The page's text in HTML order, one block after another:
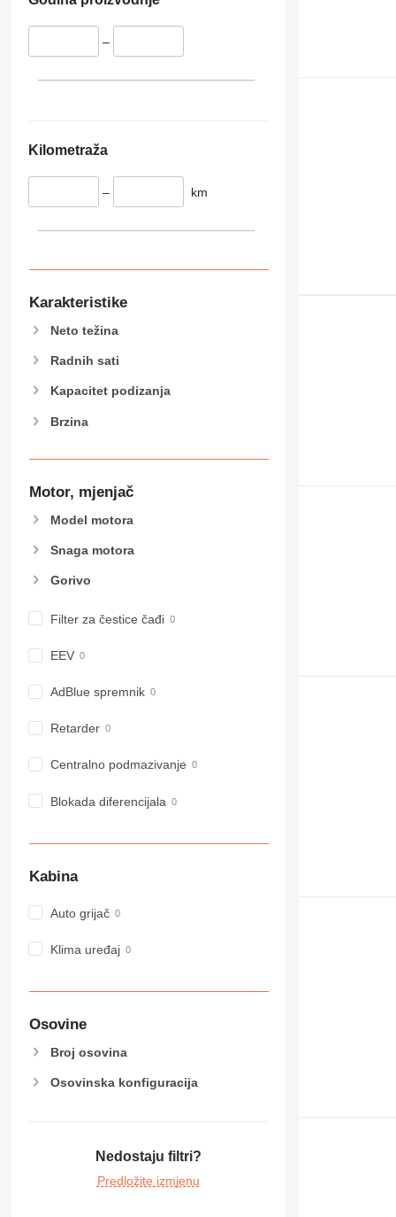
920
950
966
982
CD
E-series
M-series
PM
–
Kilometraža
– km
Karakteristike
Neto težina
Radnih sati
Kapacitet podizanja
Brzina
Motor, mjenjač
Model motora
Snaga motora
Gorivo
Filter za čestice čađi
EEV
AdBlue spremnik
Retarder
Centralno podmazivanje
Blokada diferencijala
Kabina
Auto grijač
Klima uređaj
Osovine
Broj osovina
Osovinska konfiguracija
Nedostaju filtri?
Predložite izmjenu